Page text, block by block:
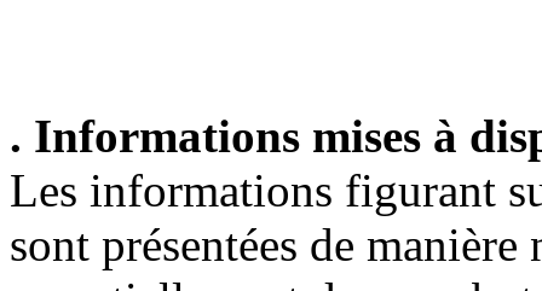
. Informations mises à
Les informations figurant
sont présentées de